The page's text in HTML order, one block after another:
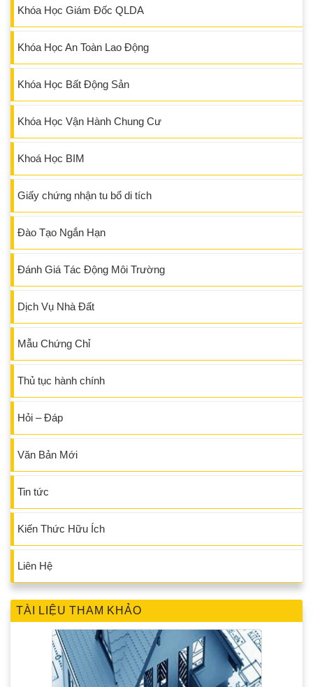
Khóa Học Giám Đốc QLDA
Khóa Học An Toàn Lao Động
Khóa Học Bất Động Sản
Khóa Học Vận Hành Chung Cư
Khoá Học BIM
Giấy chứng nhận tu bổ di tích
Đào Tạo Ngắn Hạn
Đánh Giá Tác Động Môi Trường
Dịch Vụ Nhà Đất
Mẫu Chứng Chỉ
Thủ tục hành chính
Hỏi – Đáp
Văn Bản Mới
Tin tức
Kiến Thức Hữu Ích
Liên Hệ
TÀI LIỆU THAM KHẢO